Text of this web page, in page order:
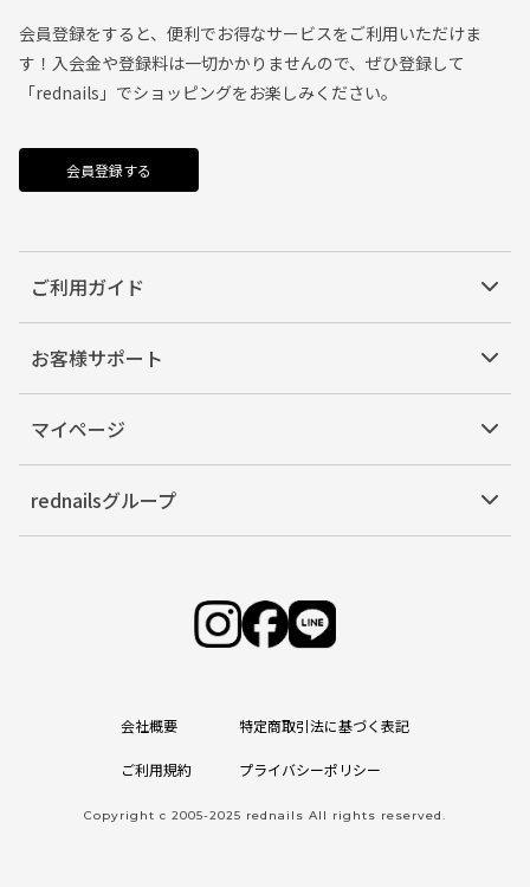
会員登録をすると、便利でお得なサービスをご利用いただけま
す！入会金や登録料は一切かかりませんので、ぜひ登録して
「rednails」でショッピングをお楽しみください。
会員登録する
ご利用ガイド
お客様サポート
マイページ
rednailsグループ
会社概要 特定商取引法に基づく表記
ご利用規約 プライバシーポリシー
Copyright c 2005-2025 rednails All rights reserved.